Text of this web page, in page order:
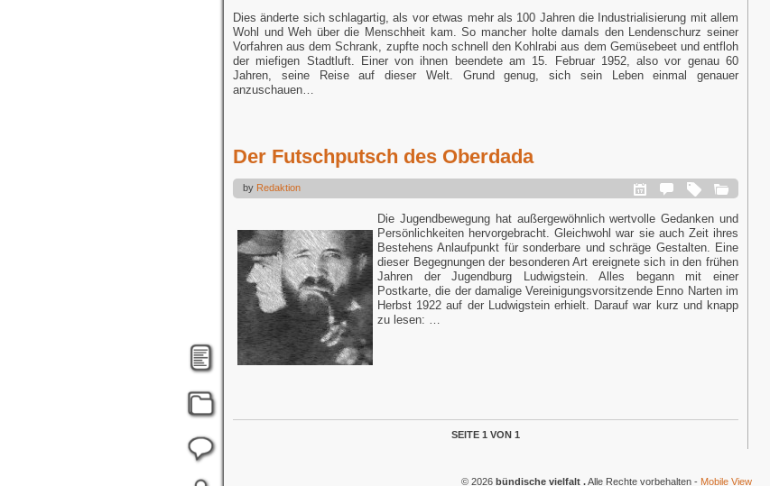
Dies änderte sich schlagartig, als vor etwas mehr als 100 Jahren die Industrialisierung mit allem
Wohl und Weh über die Menschheit kam. So mancher holte damals den Lendenschurz seiner
Vorfahren aus dem Schrank, zupfte noch schnell den Kohlrabi aus dem Gemüsebeet und entfloh
der miefigen Stadtluft. Einer von ihnen beendete am 15. Februar 1952, also vor genau 60
Jahren, seine Reise auf dieser Welt. Grund genug, sich sein Leben einmal genauer
anzuschauen…
Der Futschputsch des Oberdada
by Redaktion
Die Jugendbewegung hat außergewöhnlich wertvolle Gedanken und
Persönlichkeiten hervorgebracht. Gleichwohl war sie auch Zeit ihres
Bestehens Anlaufpunkt für sonderbare und schräge Gestalten. Eine
dieser Begegnungen der besonderen Art ereignete sich in den frühen
Jahren der Jugendburg Ludwigstein. Alles begann mit einer
Postkarte, die der damalige Vereinigungsvorsitzende Enno Narten im
Herbst 1922 auf der Ludwigstein erhielt. Darauf war kurz und knapp
zu lesen: …
SEITE 1 VON 1
© 2026 bündische vielfalt .Alle Rechte vorbehalten - Mobile View